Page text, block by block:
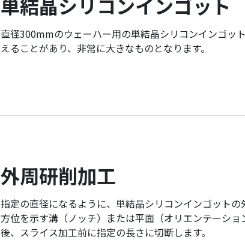
直径300mmのウェーハー用の単結晶シリコンインゴッ
えることがあり、非常に大きなものとなります。
外周研削加工
指定の直径になるように、単結晶シリコンインゴット
方位を示す溝（ノッチ）または平面（オリエンテーシ
後、スライス加工前に指定の長さに切断します。